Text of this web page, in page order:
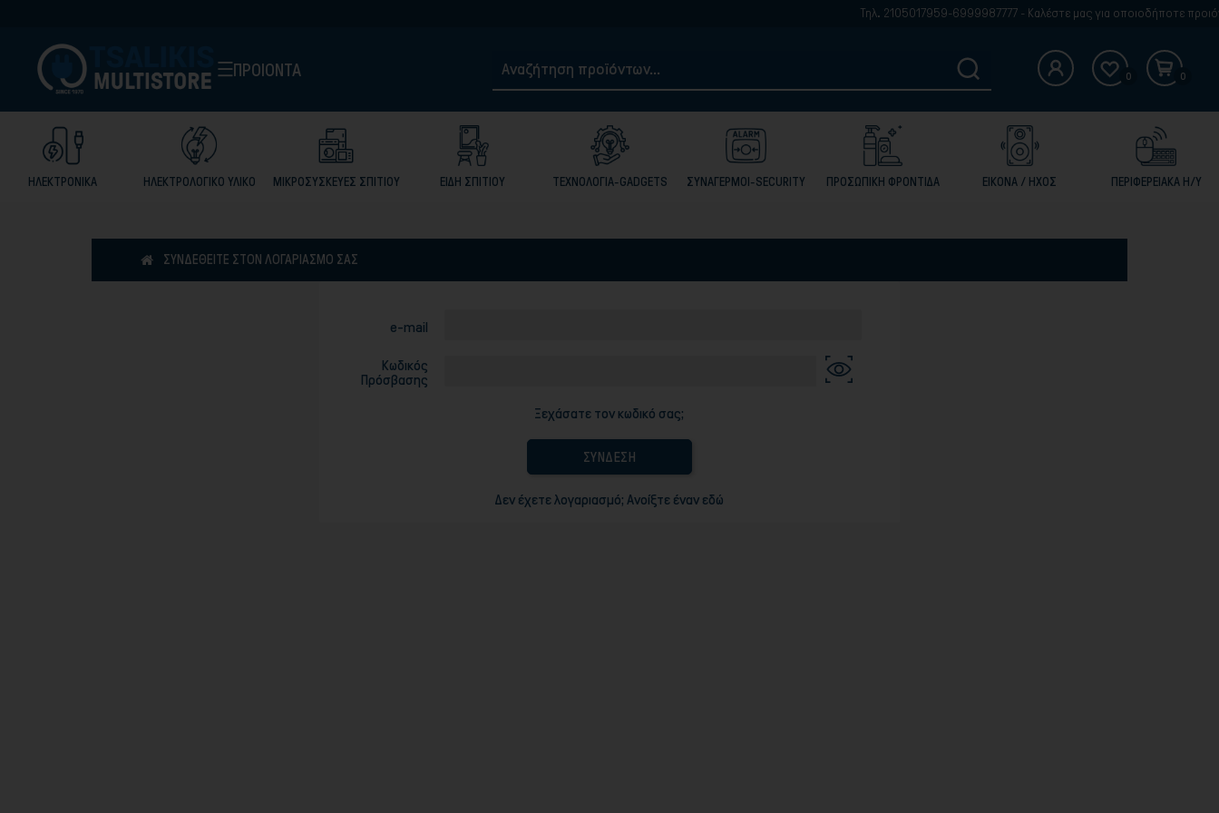
Τηλ. 2105017959-6999987777 - Καλέστε μας για οποιοδήποτε προιόν
ΠΡΟΙΟΝΤΑ 0 0
ΕΙΔΗ ΣΠΙΤΙΟΥ ΕΙΚΟΝΑ / ΗΧΟΣ
ΗΛΕΚΤΡΟΛΟΓΙΚΟ ΥΛΙΚΟ
ΗΛΕΚΤΡΟΝΙΚΑ ΜΙΚΡΟΣΥΣΚΕΥΕΣ ΣΠΙΤΙΟΥ ΠΕΡΙΦΕΡΕΙΑΚΑ Η/Υ
ΠΡΟΣΩΠΙΚΗ ΦΡΟΝΤΙΔΑ
ΣΥΝΑΓΕΡΜΟΙ-SECURITY
ΤΕΧΝΟΛΟΓΙΑ-GADGETS
ΣΥΝΔΕΘΕΊΤΕ ΣΤΟΝ ΛΟΓΑΡΙΑΣΜΌ ΣΑΣ
e-mail
Κωδικός
Πρόσβασης
Ξεχάσατε τον κωδικό σας;
ΣΎΝΔΕΣΗ
Δεν έχετε λογαριασμό; Ανοίξτε έναν εδώ